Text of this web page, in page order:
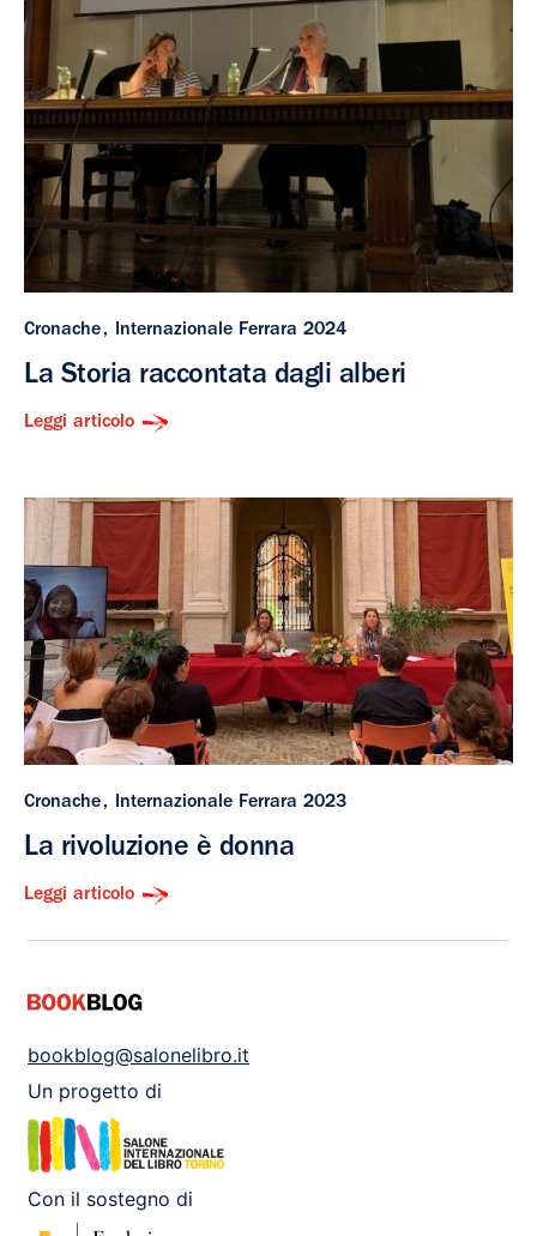
Cronache Internazionale Ferrara 2024
La Storia raccontata dagli alberi
Leggi articolo
Cronache Internazionale Ferrara 2023
La rivoluzione è donna
Leggi articolo
bookblog@salonelibro.it
Un progetto di
Con il sostegno di